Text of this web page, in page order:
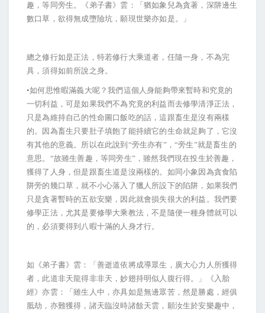
趣，等同旁生。《弟子書》雲：「猶如象兒為貪著，深阱邊生
數口草，欲得無成墮險坑，願現世樂亦如是。」
總之修行如是正法，特若修行大乘道者，任隨一身，不為完
具，須得如前所說之身。
•如何思惟暇滿義大呢？我們這個人身能夠帶來暫時和究竟的
一切利益，可是如果我們不為究竟的利益而去修學清淨正法，
只是為維持自己的性命圖口飯吃的話，這跟畜生是沒有兩樣
的。因為畜生只要肚子填飽了能持續它的生命就足夠了，它沒
有其他的意義。所以在此說到“旁生亦有”，“旁生”就是畜生的
意思。“故雖生善趣，等同旁生”，雖然我們現在投生於善趣，
獲得了人身，但是跟畜生道是沒兩樣的。如同小象因為貪食陷
阱旁的幾口草，就不小心落入了獵人所設下的陷阱，如果我們
只是貪著暫時的五欲安樂，因此就會損失很大的利益。我們要
修學正法，尤其是要修學大乘教法，不是隨便一種身體就可以
的，必須要得到八暇十滿的人身才行。
如《弟子書》雲：「善逝道依將成導眾生，廣大心力人所獲得
者，此道非天龍得非非天，妙翅持明似人腹行得。」《入胎
經》亦雲：「雖生人中，亦具如是無邊眾苦，然是勝處，經俱
胝劫，亦難獲得，諸天臨沒時諸餘天雲，願汝生於安樂趣中，